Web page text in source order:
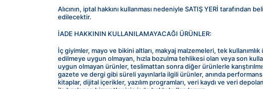
Alıcının, iptal hakkını kullanması nedeniyle SATIŞ YERİ
edilecektir.
İADE HAKKININ KULLANILAMAYACAĞI ÜRÜNLER:
İç giyimler, mayo ve bikini altları, makyaj malzemeleri, tek
edilmeye uygun olmayan, hızla bozulma tehlikesi olan veya son
uygun olmayan ürünler, teslimattan sonra diğer ürünlerle
gazete ve dergi gibi süreli yayınlarla ilgili ürünler, anında
kitaplar, dijital içerikler, yazılım programları, veri kaydı ve veri